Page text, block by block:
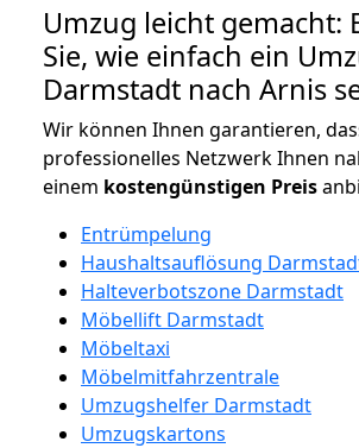
Umzug leicht gemacht:
Sie, wie einfach ein
Darmstadt nach Arnis
Wir können Ihnen garantieren,
professionelles Netzwerk Ihnen
einem kostengünstigen Preis
Entrümpelung
Haushaltsauflösung
Halteverbotszone Darmstadt
Möbellift Darmstadt
Möbeltaxi
Möbelmitfahrzentrale
Umzugshelfer Darmstadt
Umzugskartons